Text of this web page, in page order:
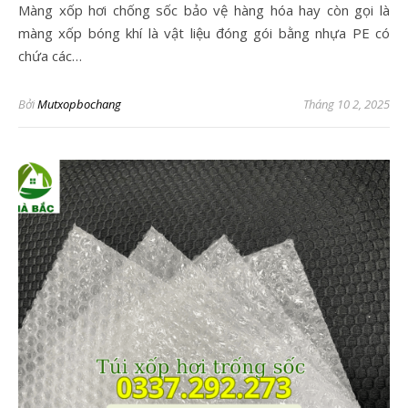
Màng xốp hơi chống sốc bảo vệ hàng hóa hay còn gọi là
màng xốp bóng khí là vật liệu đóng gói bằng nhựa PE có
chứa các…
BởiMutxopbochang Tháng 10 2, 2025